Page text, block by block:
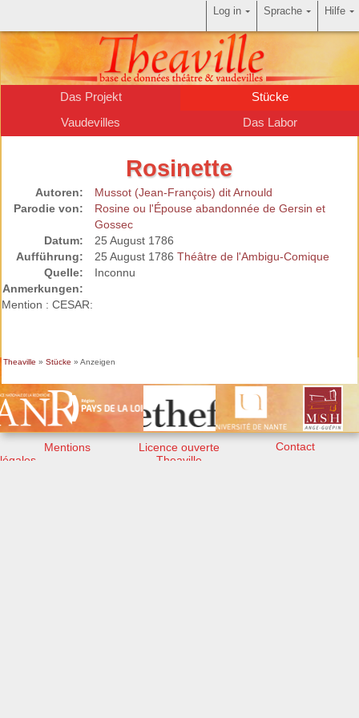
Das Projekt
Stücke
Vaudevilles
Das Labor
Rosinette
Autoren:
Mussot (Jean-François) dit Arnould
Parodie von:
Rosine ou l'Épouse abandonnée de Gersin et
Gossec
Datum:
25 August 1786
Aufführung:
25 August 1786 Théâtre de l'Ambigu-Comique
Quelle:
Inconnu
Anmerkungen:
Mention : CESAR:
Theaville » Stücke » Anzeigen
Hilfe
Sprache
Log in
Mentions
légales
Licence ouverte
Theaville
Contact